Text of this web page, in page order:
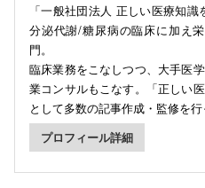
「一般社団法人 正しい医療知
分泌代謝/糖尿病の臨床に加え
門。
臨床業務をこなしつつ、大手医
業コンサルもこなす。「正しい
として多数の記事作成・監修を
プロフィール詳細